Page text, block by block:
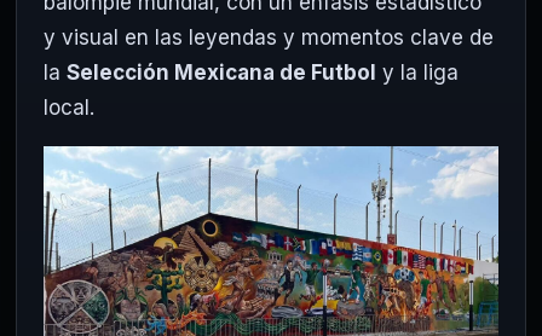
y visual en las leyendas y momentos clave de
la Selección Mexicana de Futbol y la liga
local.